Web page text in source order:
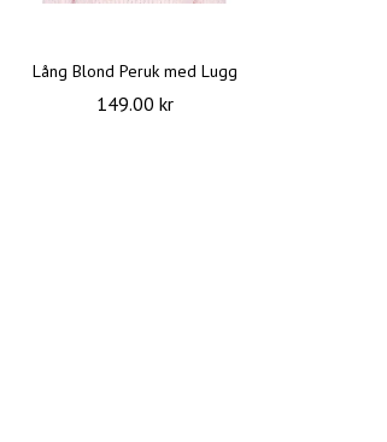
Lång Blond Peruk med Lugg
149.00 kr